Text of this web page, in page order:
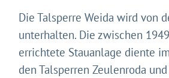
Die Talsperre Weida wird von
unterhalten. Die zwischen
errichtete Stauanlage diente
den Talsperren Zeulenroda